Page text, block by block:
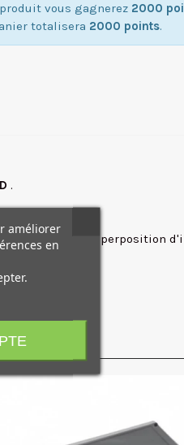
vous gagnerez 2000
totalisera 2000 points.
.
Arri, la superposition
améliorer
en